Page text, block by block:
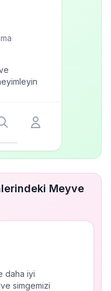
Meyve
daha iyi
simgemizi